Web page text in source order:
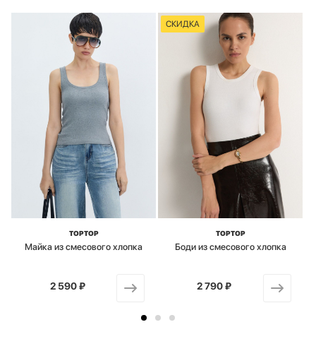
TOPTOP
Майка из смесового хлопка
от
2 590 ₽
СКИДКА
TOPTOP
Боди из смесового хлопка
от
2 790 ₽